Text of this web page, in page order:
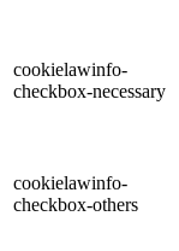
cookielawinfo-
checkbox-necessary
cookielawinfo-
checkbox-others